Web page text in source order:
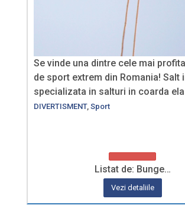
Se vinde una dintre cele mai
de sport extrem din Romania! Salt
specializata in salturi in coarda
DIVERTISMENT, Sport
Listat de: Bunge…
Vezi detaliile